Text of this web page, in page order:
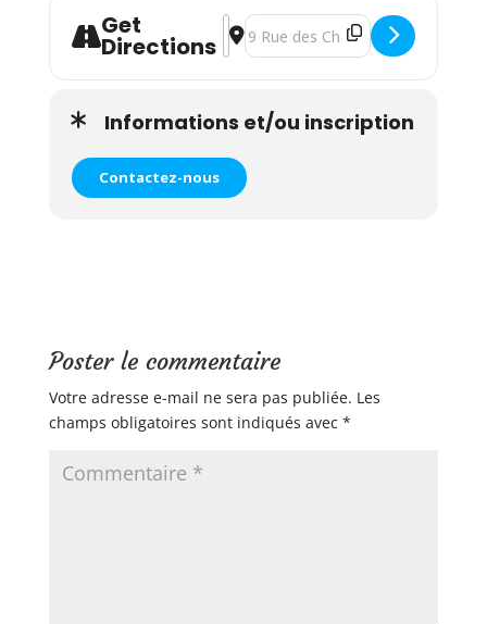
Get
Directions
Address - Atelier Portage en
Destination Address - Atelier
Informations et/ou inscription
Contactez-nous
Poster le commentaire
Votre adresse e-mail ne sera pas publiée. Les
champs obligatoires sont indiqués avec *